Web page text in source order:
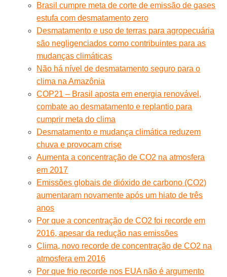
Brasil cumpre meta de corte de emissão de gases
estufa com desmatamento zero
Desmatamento e uso de terras para agropecuária
são negligenciados como contribuintes para as
mudanças climáticas
Não há nível de desmatamento seguro para o
clima na Amazônia
COP21 – Brasil aposta em energia renovável,
combate ao desmatamento e replantio para
cumprir meta do clima
Desmatamento e mudança climática reduzem
chuva e provocam crise
Aumenta a concentração de CO2 na atmosfera
em 2017
Emissões globais de dióxido de carbono (CO2)
aumentaram novamente após um hiato de três
anos
Por que a concentração de CO2 foi recorde em
2016, apesar da redução nas emissões
Clima, novo recorde de concentração de CO2 na
atmosfera em 2016
Por que frio recorde nos EUA não é argumento